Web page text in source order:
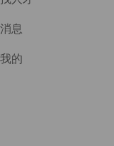
消息
我的